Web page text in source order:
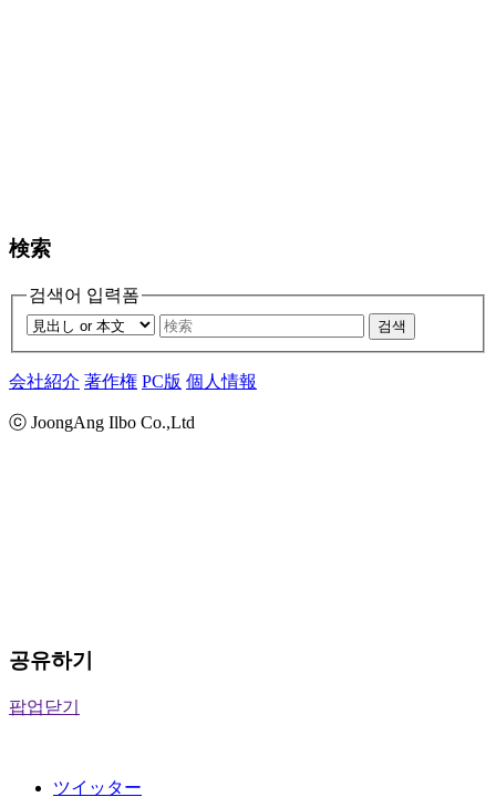
検索
검색어 입력폼
검색
会社紹介 著作権 PC版 個人情報
ⓒ JoongAng Ilbo Co.,Ltd
공유하기
팝업닫기
ツイッター